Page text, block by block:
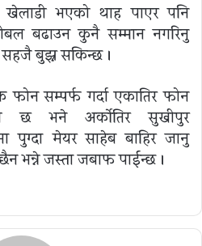
खेलाडी भएको थाह पाएर पनि
बढाउन कुनै सम्मान नगरिनु
बुझ्न सकिन्छ ।
सम्पर्फ गर्दा एकातिर फोन
छ भने अर्कोतिर सुखीपुर
पुग्दा मेयर साहेब बाहिर जानु
भन्ने जस्ता जबाफ पाईन्छ ।